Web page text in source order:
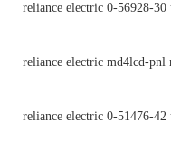
reliance electric 0-56928-30
reliance electric md4lcd-pnl
reliance electric 0-51476-42